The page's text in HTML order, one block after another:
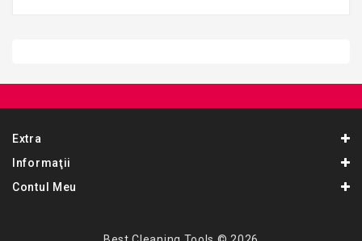
Extra
Informaţii
Contul Meu